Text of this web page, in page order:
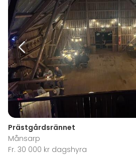
Prästgårdsrännet
Månsarp
Fr. 30 000 kr dagshyra